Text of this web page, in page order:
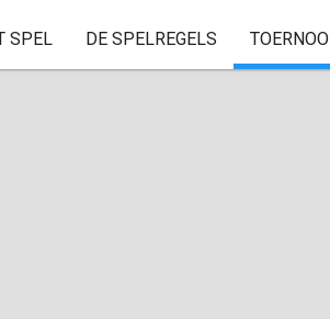
SPEL DE SPELREGELS